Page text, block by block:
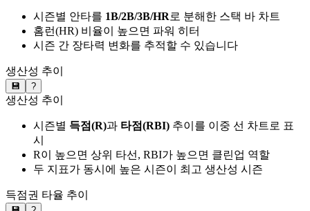
시즌별 안타를 1B/2B/3B/HR로 분해한 스택 바 차트
홈런(HR) 비율이 높으면 파워 히터
시즌 간 장타력 변화를 추적할 수 있습니다
생산성 추이
💾 ?
생산성 추이
시즌별 득점(R)과 타점(RBI) 추이를 이중 선 차트로 표
시
R이 높으면 상위 타선, RBI가 높으면 클린업 역할
두 지표가 동시에 높은 시즌이 최고 생산성 시즌
득점권 타율 추이